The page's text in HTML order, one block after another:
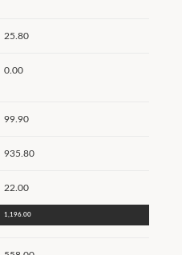
25.80
0.00
99.90
935.80
22.00
1,196.00